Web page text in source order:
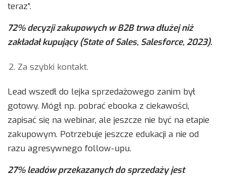
teraz”.
72% decyzji zakupowych w B2B trwa dłużej niż
zakładał kupujący (State of Sales, Salesforce, 2023).
Za szybki kontakt.
Lead wszedł do lejka sprzedażowego zanim był
gotowy. Mógł np. pobrać ebooka z ciekawości,
zapisać się na webinar, ale jeszcze nie być na etapie
zakupowym. Potrzebuje jeszcze edukacji a nie od
razu agresywnego follow-upu.
27% leadów przekazanych do sprzedaży jest